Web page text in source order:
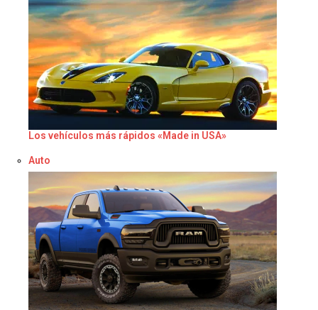
Los vehículos más rápidos «Made in USA»
Respecto a
Auto